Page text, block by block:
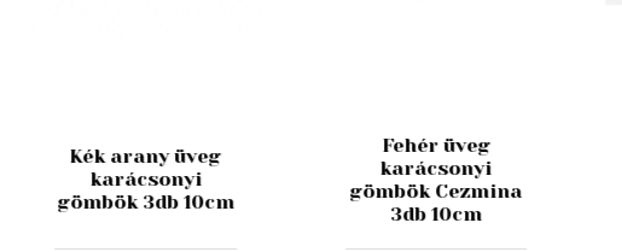
Kék arany üveg
karácsonyi
gömbök 3db 10cm
Fehér üveg
karácsonyi
gömbök Cezmina
3db 10cm